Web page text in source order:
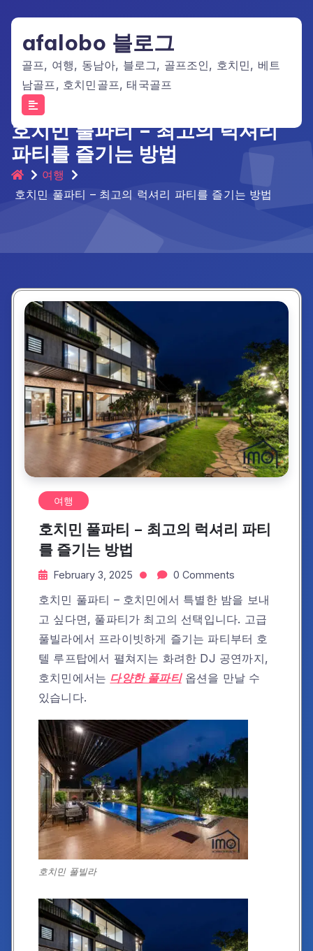
contentafalobo 블로그
골프, 여행, 동남아, 블로그, 골프조인, 호치민, 베트
남골프, 호치민골프, 태국골프
호치민 풀파티 – 최고의 럭셔리
파티를 즐기는 방법
여행
호치민 풀파티 – 최고의 럭셔리 파티를 즐기는 방법
여행
호치민 풀파티 – 최고의 럭셔리 파티
를 즐기는 방법
February 3, 2025 0 Comments
호치민 풀파티 – 호치민에서 특별한 밤을 보내
고 싶다면, 풀파티가 최고의 선택입니다. 고급
풀빌라에서 프라이빗하게 즐기는 파티부터 호
텔 루프탑에서 펼쳐지는 화려한 DJ 공연까지,
호치민에서는 다양한 풀파티옵션을 만날 수
있습니다.
호치민 풀빌라